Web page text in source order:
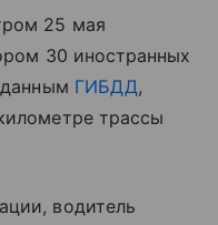
25 мая
30 иностранных
ГИБДД,
трассы
водитель